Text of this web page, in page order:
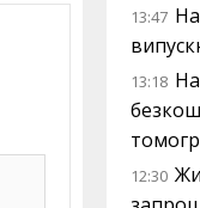
13:47
13:18
12:30